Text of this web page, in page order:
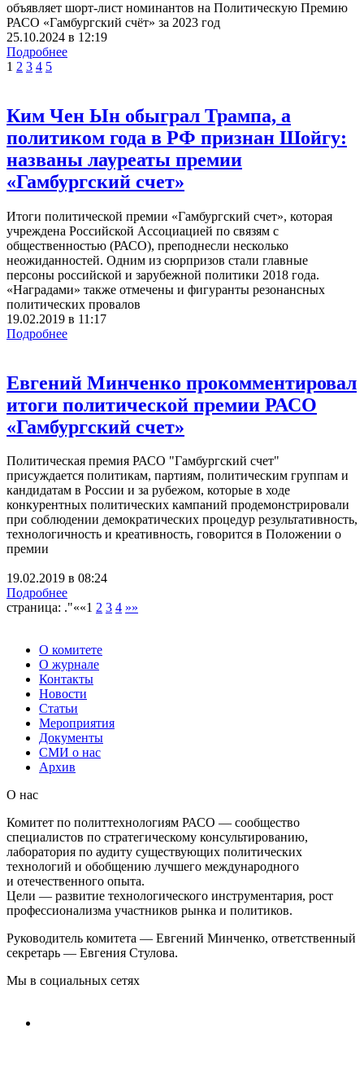
объявляет шорт-лист номинантов на Политическую Премию
РАСО «Гамбургский счёт» за 2023 год
25.10.2024 в 12:19
Подробнее
1 2 3 4 5
Ким Чен Ын обыграл Трампа, а
политиком года в РФ признан Шойгу:
названы лауреаты премии
«Гамбургский счет»
Итоги политической премии «Гамбургский счет», которая
учреждена Российской Ассоциацией по связям с
общественностью (РАСО), преподнесли несколько
неожиданностей. Одним из сюрпризов стали главные
персоны российской и зарубежной политики 2018 года.
«Наградами» также отмечены и фигуранты резонансных
политических провалов
19.02.2019 в 11:17
Подробнее
Евгений Минченко прокомментировал
итоги политической премии РАСО
«Гамбургский счет»
Политическая премия РАСО "Гамбургский счет"
присуждается политикам, партиям, политическим группам и
кандидатам в России и за рубежом, которые в ходе
конкурентных политических кампаний продемонстрировали
при соблюдении демократических процедур результативность,
технологичность и креативность, говорится в Положении о
премии
19.02.2019 в 08:24
Подробнее
страница: ."««1 2 3 4 »»
О комитете
О журнале
Контакты
Новости
Статьи
Мероприятия
Документы
СМИ о нас
Архив
О нас
Комитет по политтехнологиям РАСО — сообщество
специалистов по стратегическому консультированию,
лаборатория по аудиту существующих политических
технологий и обобщению лучшего международного
и отечественного опыта.
Цели — развитие технологического инструментария, рост
профессионализма участников рынка и политиков.
Руководитель комитета — Евгений Минченко, ответственный
секретарь — Евгения Стулова.
Мы в социальных сетях